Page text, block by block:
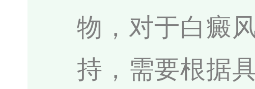
物，对于白癜
持，需要根据